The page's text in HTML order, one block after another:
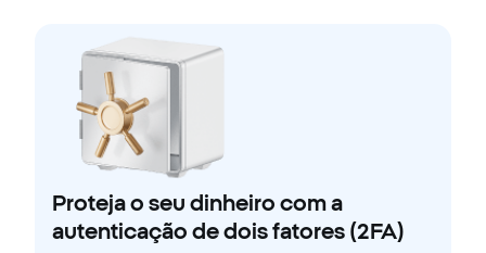
Proteja o seu dinheiro com a
autenticação de dois fatores (2FA)